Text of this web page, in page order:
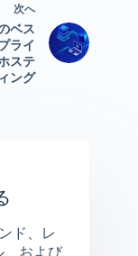
次へ
ベス
ライ
ステ
ィング
ド、レ
、および